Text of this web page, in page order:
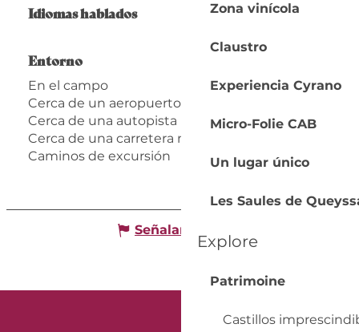
Zona vinícola
Claustro
Experiencia Cyrano
Micro-Folie CAB
Un lugar único
Les Saules de
Explore
Patrimoine
Castillos
Idiomas hablados
Idiomas hablados
Entorno
Entorno
En el campo
Cerca de un aeropuerto
Cerca de una autopista
Cerca de una carretera nacional
Caminos de excursión
Señalar un error